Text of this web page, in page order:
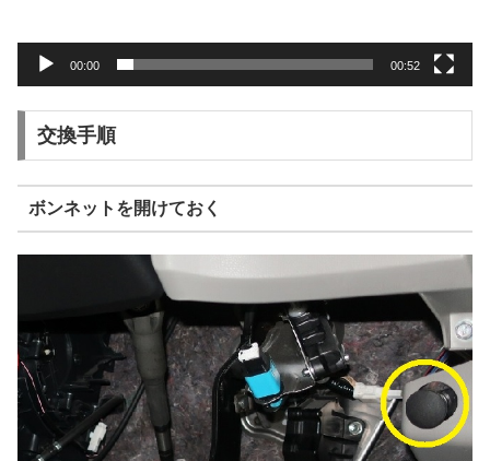
00:00 00:52
交換手順
ボンネットを開けておく